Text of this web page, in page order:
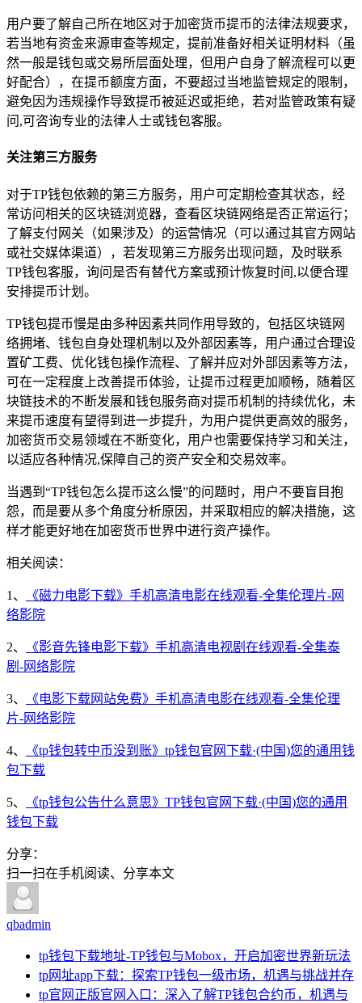
用户要了解自己所在地区对于加密货币提币的法律法规要求，
若当地有资金来源审查等规定，提前准备好相关证明材料（虽
然一般是钱包或交易所层面处理，但用户自身了解流程可以更
好配合），在提币额度方面，不要超过当地监管规定的限制，
避免因为违规操作导致提币被延迟或拒绝，若对监管政策有疑
问,可咨询专业的法律人士或钱包客服。
关注第三方服务
对于TP钱包依赖的第三方服务，用户可定期检查其状态，经
常访问相关的区块链浏览器，查看区块链网络是否正常运行；
了解支付网关（如果涉及）的运营情况（可以通过其官方网站
或社交媒体渠道），若发现第三方服务出现问题，及时联系
TP钱包客服，询问是否有替代方案或预计恢复时间,以便合理
安排提币计划。
TP钱包提币慢是由多种因素共同作用导致的，包括区块链网
络拥堵、钱包自身处理机制以及外部因素等，用户通过合理设
置矿工费、优化钱包操作流程、了解并应对外部因素等方法，
可在一定程度上改善提币体验，让提币过程更加顺畅，随着区
块链技术的不断发展和钱包服务商对提币机制的持续优化，未
来提币速度有望得到进一步提升，为用户提供更高效的服务，
加密货币交易领域在不断变化，用户也需要保持学习和关注，
以适应各种情况,保障自己的资产安全和交易效率。
当遇到“TP钱包怎么提币这么慢”的问题时，用户不要盲目抱
怨，而是要从多个角度分析原因，并采取相应的解决措施，这
样才能更好地在加密货币世界中进行资产操作。
相关阅读：
1、
《磁力电影下载》手机高清电影在线观看-全集伦理片-网
络影院
2、
《影音先锋电影下载》手机高清电视剧在线观看-全集泰
剧-网络影院
3、
《电影下载网站免费》手机高清电影在线观看-全集伦理
片-网络影院
4、
《tp钱包转中币没到账》tp钱包官网下载·(中国)您的通用钱
包下载
5、
《tp钱包公告什么意思》TP钱包官网下载·(中国)您的通用
钱包下载
分享：
扫一扫在手机阅读、分享本文
qbadmin
tp钱包下载地址-TP钱包与Mobox，开启加密世界新玩法
tp网址app下载：探索TP钱包一级市场，机遇与挑战并存
tp官网正版官网入口：深入了解TP钱包合约币，机遇与